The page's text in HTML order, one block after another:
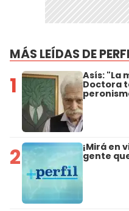
MÁS LEÍDAS DE
1 Asís: "La
Doctora
2 ¡Mirá en
gente